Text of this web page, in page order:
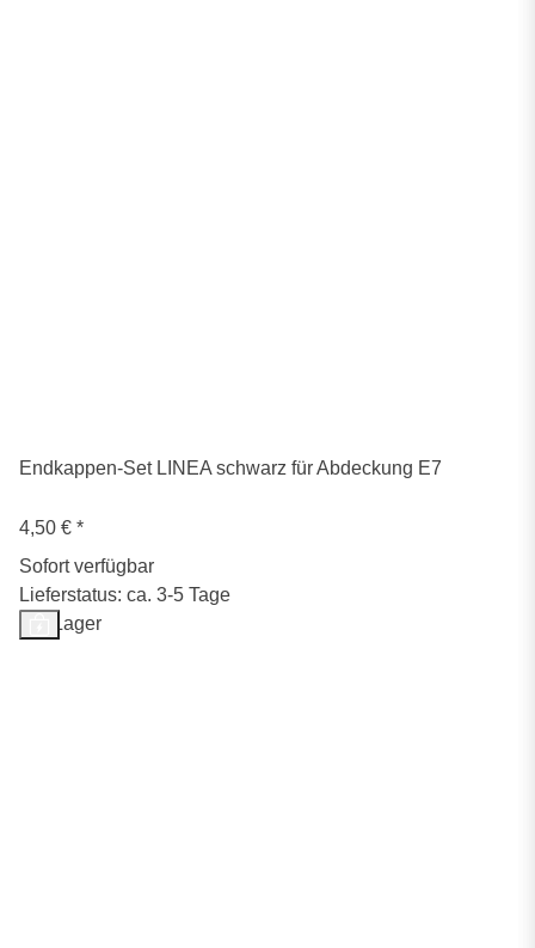
Endkappen-Set LINEA schwarz für Abdeckung E7
4,50 € *
Sofort verfügbar
Lieferstatus: ca. 3-5 Tage
Auf Lager